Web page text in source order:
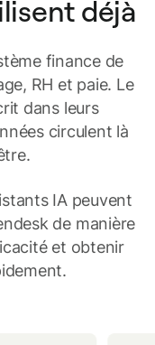
déjà
finance de
RH et paie. Le
dans leurs
circulent là
IA peuvent
de manière
et obtenir